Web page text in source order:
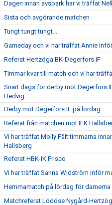
Dagen innan avspark har vi träffat
Sista och avgörande matchen
Tungt tungt tungt...
Gameday och vi har träffat Annie
Referat Hertzöga BK-Degerfors IF
Timmar kvar till match och vi har
Snart dags för derby mot Degerfors
Hedvig.
Derby mot Degerfors IF på lördag
Referat från matchen mot IFK
Vi har träffat Molly Fält timmarna
Hallsberg
Referat HBK-IK Frisco
Vi har träffat Sanna Widström inför
Hemmamatch på lördag för damerna
Matchreferat Lödöse Nygård-